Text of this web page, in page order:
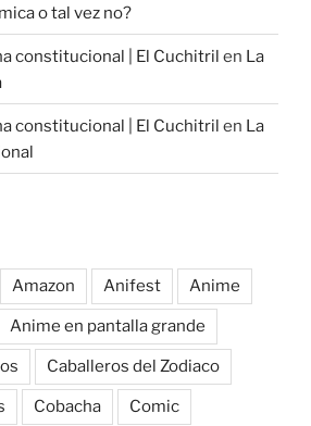
o tal vez no?
constitucional | El Cuchitril en La
constitucional | El Cuchitril en La
Amazon Anifest Anime
Anime en pantalla grande
Caballeros del Zodiaco
Cobacha Comic